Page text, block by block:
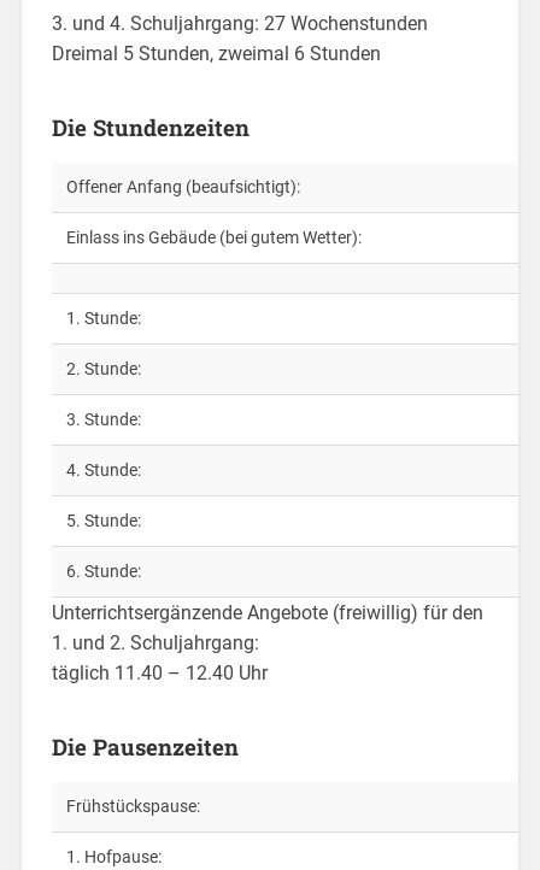
3. und 4. Schuljahrgang: 27 Wochenstunden
Dreimal 5 Stunden, zweimal 6 Stunden
Die Stundenzeiten
Offener Anfang (beaufsichtigt):
Einlass ins Gebäude (bei gutem Wetter):
1. Stunde:
2. Stunde:
3. Stunde:
4. Stunde:
5. Stunde:
6. Stunde:
Unterrichtsergänzende Angebote (freiwillig) für den
1. und 2. Schuljahrgang:
täglich 11.40 – 12.40 Uhr
Die Pausenzeiten
Frühstückspause:
1. Hofpause: